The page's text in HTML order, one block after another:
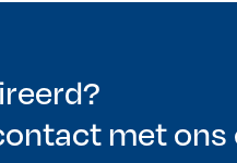
met ons